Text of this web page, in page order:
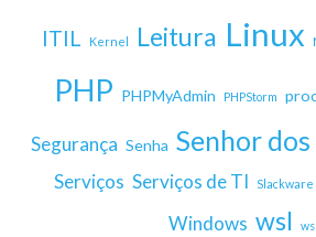
ITIL Kernel Leitura Linux
PHP PHPMyAdmin PHPStorm
Segurança Senha Senhor
Serviços Serviços de TI Slackware
Windows wsl